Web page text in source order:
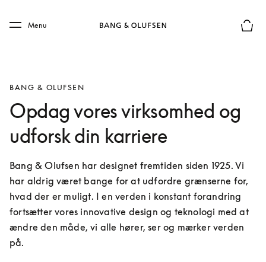
Skip to main footer
Menu
BANG & OLUFSEN
Opdag vores virksomhed og
udforsk din karriere
Bang & Olufsen har designet fremtiden siden 1925. Vi
har aldrig været bange for at udfordre grænserne for,
hvad der er muligt. I en verden i konstant forandring
fortsætter vores innovative design og teknologi med at
ændre den måde, vi alle hører, ser og mærker verden
på.